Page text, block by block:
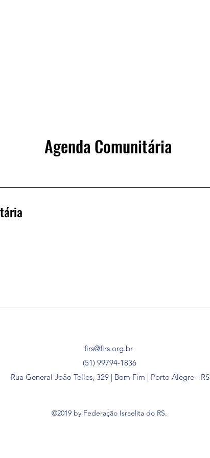
Agenda Comunitária
Rua General João Telles, 329 | Bom Fim | Porto Alegre - RS
firs@firs.org.br
(51) 99794-1836
©2019 by Federação Israelita do RS.